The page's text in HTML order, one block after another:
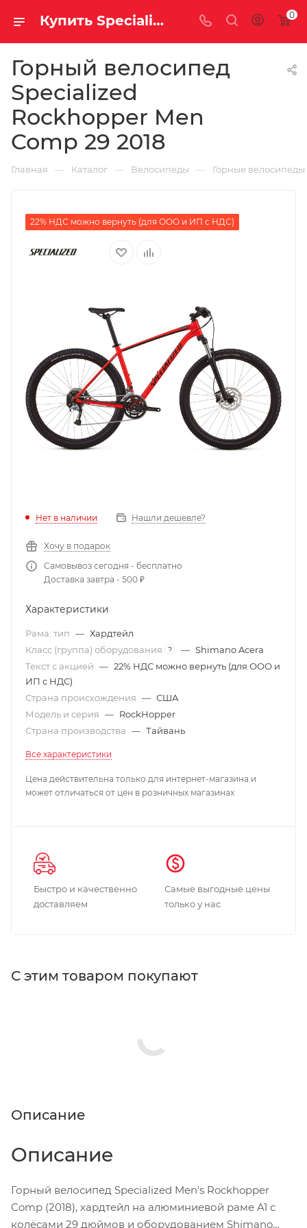
Купить Specialized Rockhopper Men Comp 29 2018 за рублей, а со скидкой 0
Горный велосипед
Specialized
Rockhopper Men
Comp 29 2018
Главная — Каталог — Велосипеды — Горные велосипеды
22% НДС можно вернуть (для ООО и ИП с НДС)
Нет в наличии Нашли дешевле?
Хочу в подарок
Самовывоз сегодня - бесплатно
Доставка завтра - 500 ₽
Характеристики
Рама: тип — Хардтейл
Класс (группа) оборудования
? — Shimano Acera
Текст с акцией — 22% НДС можно вернуть (для ООО и
ИП с НДС)
Страна происхождения — США
Модель и серия — RockHopper
Страна производства — Тайвань
Все характеристики
Цена действительна только для интернет-магазина и
может отличаться от цен в розничных магазинах
Быстро и качественно
доставляем
Самые выгодные цены
только у нас
С этим товаром покупают
Описание
Описание
Горный велосипед Specialized Men's Rockhopper
Comp (2018), хардтейл на алюминиевой раме A1 с
колёсами 29 дюймов и оборудованием Shimano